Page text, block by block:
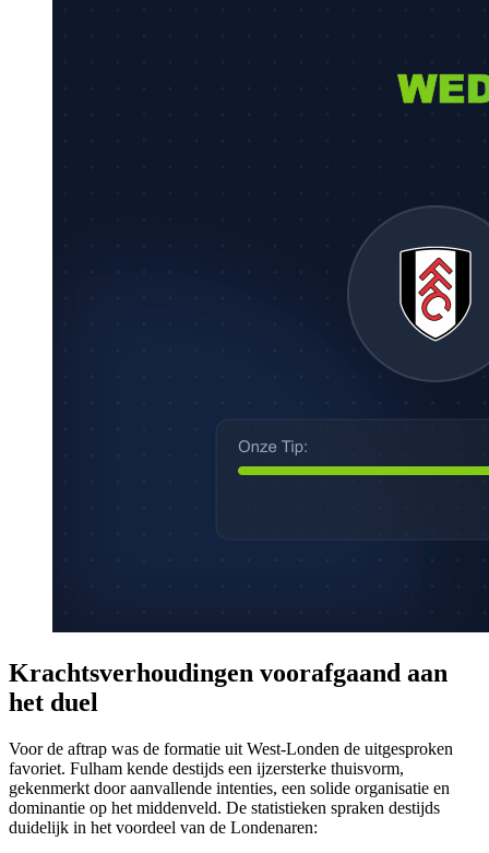
Krachtsverhoudingen voorafgaand aan
het duel
Voor de aftrap was de formatie uit West-Londen de uitgesproken
favoriet. Fulham kende destijds een ijzersterke thuisvorm,
gekenmerkt door aanvallende intenties, een solide organisatie en
dominantie op het middenveld. De statistieken spraken destijds
duidelijk in het voordeel van de Londenaren: